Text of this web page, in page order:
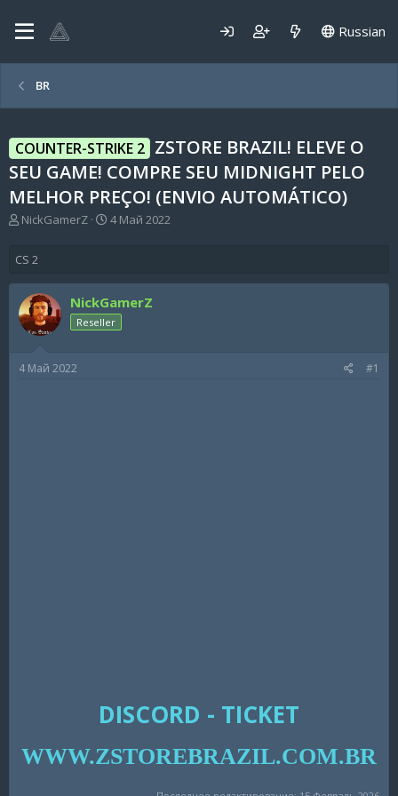
Russian
BR
COUNTER-STRIKE 2 ZSTORE BRAZIL! ELEVE O
SEU GAME! COMPRE SEU MIDNIGHT PELO
MELHOR PREÇO! (ENVIO AUTOMÁTICO)
А
о
р
т
е
м
NickGamerZ
Д
н
а
ч
а
4 Май 2022
CS 2
NickGamerZ
Reseller
4 Май 2022 #1
DISCORD - TICKET
WWW.ZSTOREBRAZIL.COM.BR